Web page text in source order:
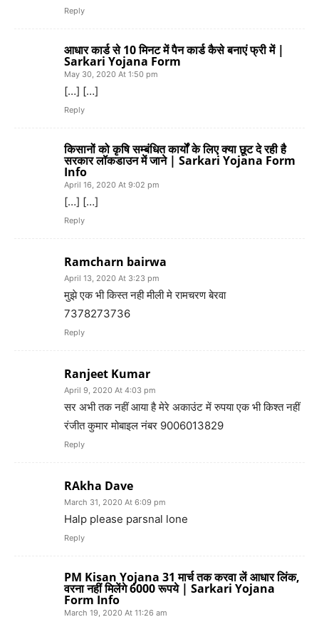
Reply
आधार कार्ड से 10 मिनट में पैन कार्ड कैसे बनाएं फ्री में |
Sarkari Yojana Form
May 30, 2020 At 1:50 pm
[…] […]
Reply
किसानों को कृषि सम्बंधित कार्यों के लिए क्या छूट दे रही है
सरकार लॉकडाउन में जाने | Sarkari Yojana Form
Info
April 16, 2020 At 9:02 pm
[…] […]
Reply
Ramcharn bairwa
April 13, 2020 At 3:23 pm
मुझे एक भी किस्त नही मीली मे रामचरण बेरवा
7378273736
Reply
Ranjeet Kumar
April 9, 2020 At 4:03 pm
सर अभी तक नहीं आया है मेरे अकाउंट में रुपया एक भी किश्त नहीं
रंजीत कुमार मोबाइल नंबर 9006013829
Reply
RAkha Dave
March 31, 2020 At 6:09 pm
Halp please parsnal lone
Reply
PM Kisan Yojana 31 मार्च तक करवा लें आधार लिंक,
वरना नहीं मिलेंगे 6000 रूपये | Sarkari Yojana
Form Info
March 19, 2020 At 11:26 am